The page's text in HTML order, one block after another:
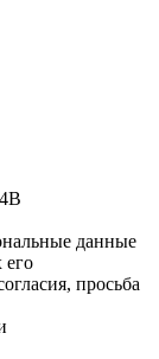
данные
его
просьба